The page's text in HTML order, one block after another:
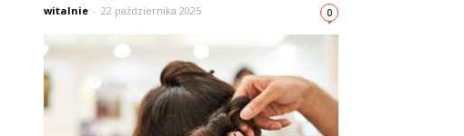
witalnie - 22 października 2025 0